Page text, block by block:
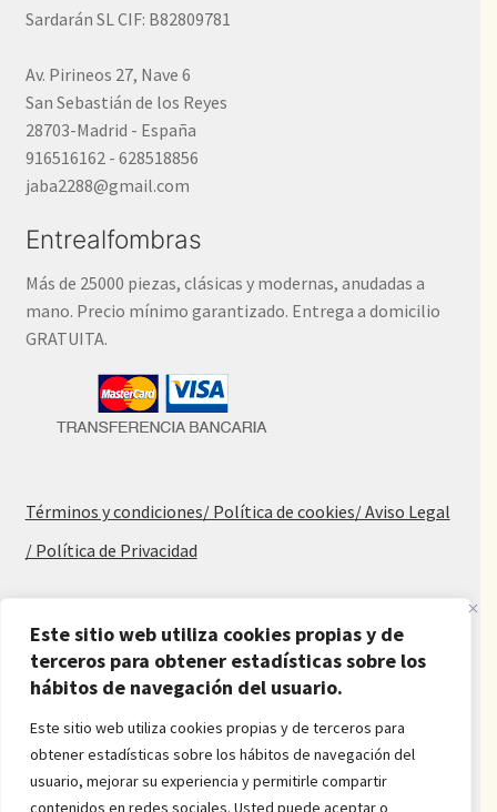
Este sitio web utiliza cookies propias y de
terceros para obtener estadísticas sobre los
hábitos de navegación del usuario.
Este sitio web utiliza cookies propias y de terceros para
obtener estadísticas sobre los hábitos de navegación del
usuario, mejorar su experiencia y permitirle compartir
contenidos en redes sociales. Usted puede aceptar o
Sardarán SL CIF: B82809781
Av. Pirineos 27, Nave 6
San Sebastián de los Reyes
28703-Madrid - España
916516162 - 628518856
jaba2288@gmail.com
Entrealfombras
Más de 25000 piezas, clásicas y modernas, anudadas a
mano. Precio mínimo garantizado. Entrega a domicilio
GRATUITA.
Términos y condiciones/ Política de cookies/ Aviso Legal
/ Política de Privacidad
Alfombras baratas
Procedencia de las alfombras
Oferta de alfombras
Alfombras juveniles
Alfombras económicas